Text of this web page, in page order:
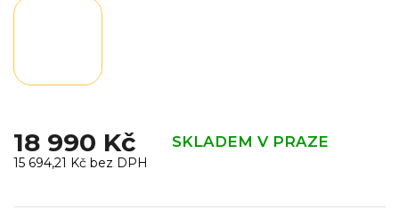
18 990 Kč SKLADEM V PRAZE
15 694,21 Kč bez DPH
cena: